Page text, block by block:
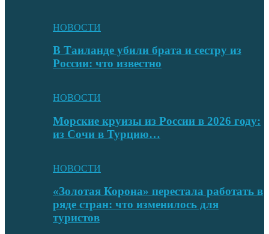
НОВОСТИ
В Таиланде убили брата и сестру из
России: что известно
НОВОСТИ
Морские круизы из России в 2026 году:
из Сочи в Турцию…
НОВОСТИ
«Золотая Корона» перестала работать в
ряде стран: что изменилось для
туристов